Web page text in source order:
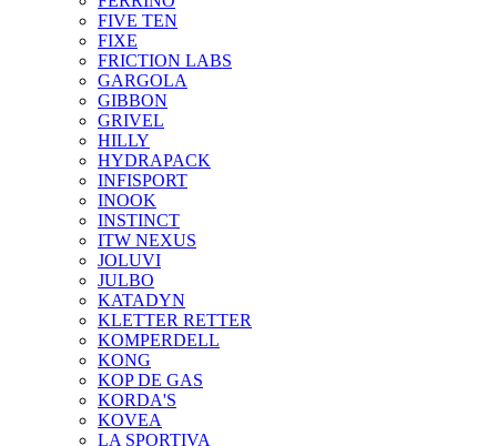
FIVE TEN
FIXE
FRICTION LABS
GARGOLA
GIBBON
GRIVEL
HILLY
HYDRAPACK
INFISPORT
INOOK
INSTINCT
ITW NEXUS
JOLUVI
JULBO
KATADYN
KLETTER RETTER
KOMPERDELL
KONG
KOP DE GAS
KORDA'S
KOVEA
LA SPORTIVA